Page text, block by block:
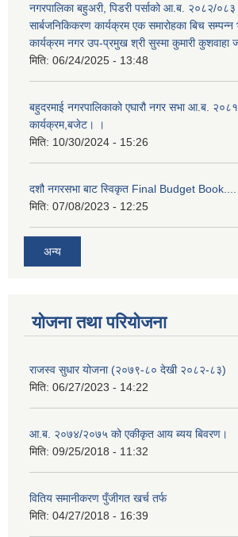
नगरपालिका बहुअरी, पिडरी पर्साको आ.ब. २०८२/०८३
सार्बजनिकिकरण कार्यक्रम एक समारोहका बिच
कार्यक्रम नगर उप-प्रमुख श्री सुस्मा कुमारी कुशवाहा
मिति: 06/24/2025 - 13:48
बहुदरमाई नगरपालिकाको एघारौ नगर सभा आ.ब.
कार्यक्रम,बजेट। ।
मिति: 10/30/2024 - 15:26
दशौ नगरसभा बाट स्विकृत Final Budget Book....
मिति: 07/08/2023 - 12:25
अन्य
योजना तथा परियोजना
राजस्व सुधार योजना (२०७९-८० देखी २०८२-८३)
मिति: 06/27/2023 - 14:22
आ.ब. २०७४/२०७५ को एकीकृत आय ब्यय बिवरण।
मिति: 09/25/2018 - 11:32
वितिय समानीकरण पुँजीगत खर्च तर्फ
मिति: 04/27/2018 - 16:39